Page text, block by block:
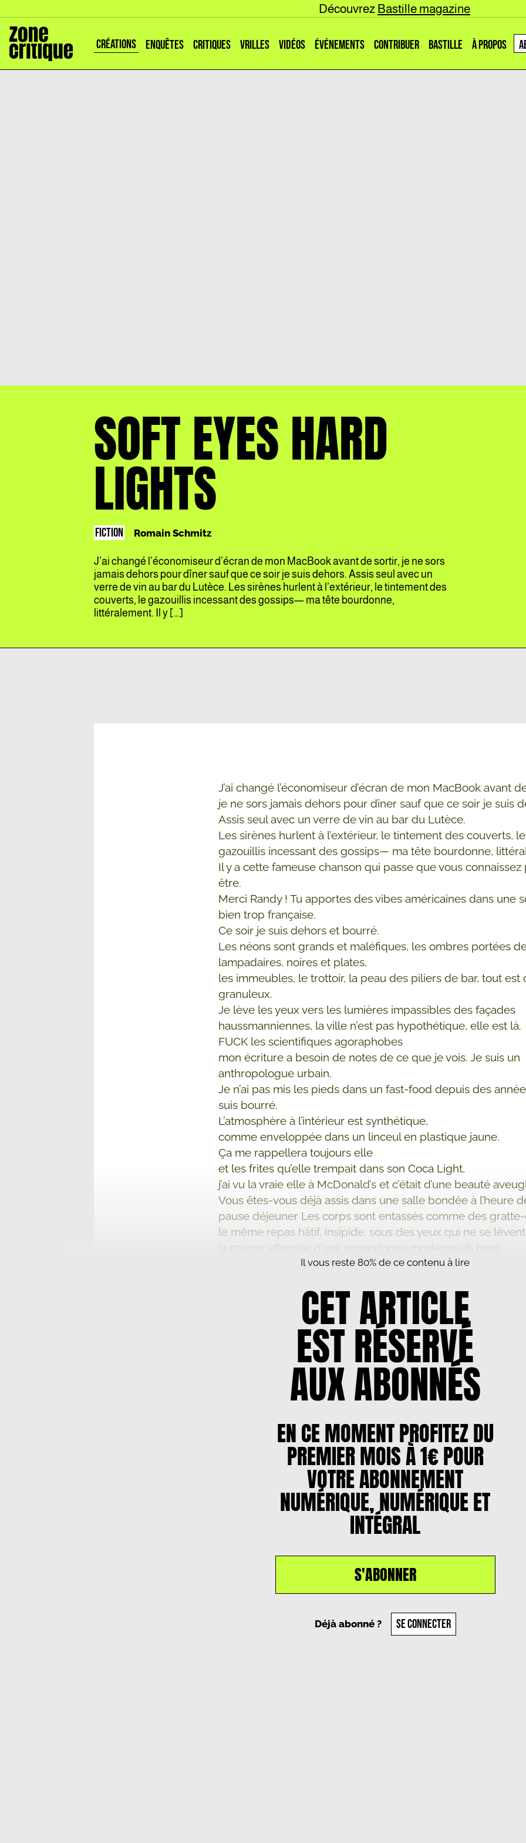
Découvrez Bastille magazine
CRÉATIONS ENQUÊTES CRITIQUES VRILLES VIDÉOS ÉVÉNEMENTS CONTRIBUER BASTILLE À PROPOS
SOFT EYES HARD
LIGHTS
FICTION Romain Schmitz
J’ai changé l’économiseur d’écran de mon MacBook avant de sortir, je ne sors
jamais dehors pour dîner sauf que ce soir je suis dehors. Assis seul avec un
verre de vin au bar du Lutèce. Les sirènes hurlent à l’extérieur, le tintement des
couverts, le gazouillis incessant des gossips— ma tête bourdonne,
littéralement. Il y […]
J’ai changé l’économiseur d’écran de mon MacBook avant
je ne sors jamais dehors pour dîner sauf que ce soir je suis
Assis seul avec un verre de vin au bar du Lutèce.
Les sirènes hurlent à l’extérieur, le tintement des couverts, le
gazouillis incessant des gossips— ma tête bourdonne,
Il y a cette fameuse chanson qui passe que vous connaissez
être.
Merci Randy ! Tu apportes des vibes américaines dans une
bien trop française.
Ce soir je suis dehors et bourré.
Les néons sont grands et maléfiques, les ombres portées
lampadaires, noires et plates,
les immeubles, le trottoir, la peau des piliers de bar, tout est
granuleux.
Je lève les yeux vers les lumières impassibles des façades
haussmanniennes, la ville n’est pas hypothétique, elle est là.
FUCK les scientifiques agoraphobes
mon écriture a besoin de notes de ce que je vois. Je suis un
anthropologue urbain.
Je n’ai pas mis les pieds dans un fast-food depuis des
suis bourré.
L’atmosphère à l’intérieur est synthétique,
comme enveloppée dans un linceul en plastique jaune.
Ça me rappellera toujours elle
et les frites qu’elle trempait dans son Coca Light,
j’ai vu la vraie elle à McDonald’s et c’était d’une beauté
Vous êtes-vous déjà assis dans une salle bondée à l’heure
pause déjeuner Les corps sont entassés comme des
le même repas hâtif, insipide, sous des yeux qui ne se lèvent
la course effrénée d’une synecdoque moderne eh bien,
les gens sont, en eux-mêmes, une ville.
la grosse tête névrosée de Paris, la star de ...
Il vous reste 80% de ce contenu à lire
CET ARTICLE
EST RÉSERVÉ
AUX ABONNÉS
EN CE MOMENT PROFITEZ DU
PREMIER MOIS À 1€ POUR
VOTRE ABONNEMENT
NUMÉRIQUE, NUMÉRIQUE ET
INTÉGRAL
S'ABONNER
Déjà abonné ? SE CONNECTER